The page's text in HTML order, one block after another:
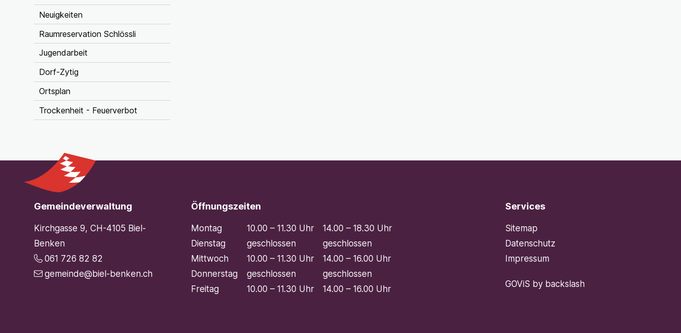
Neuigkeiten
Raumreservation Schlössli
Jugendarbeit
Dorf-Zytig
Ortsplan
Trockenheit - Feuerverbot
Footer
Gemeindeverwaltung
Kirchgasse 9, CH-4105 Biel-
Benken
061 726 82 82
gemeinde@biel-benken.ch
Öffnungszeiten
Montag 10.00 – 11.30 Uhr
14.00 – 18.30 Uhr
Dienstag geschlossen
geschlossen
Mittwoch 10.00 – 11.30 Uhr
14.00 – 16.00 Uhr
Donnerstag geschlossen
geschlossen
Freitag 10.00 – 11.30 Uhr 14.00 – 16.00 Uhr
Services
Sitemap
Datenschutz
Impressum
GOViS by backslash